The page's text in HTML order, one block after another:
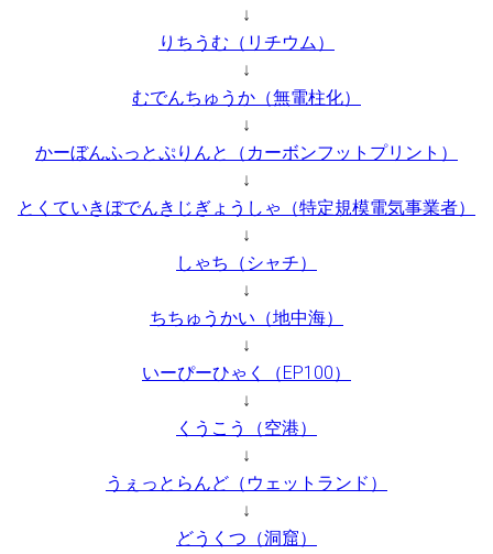
↓
りちうむ（リチウム）
↓
むでんちゅうか（無電柱化）
↓
かーぼんふっとぷりんと（カーボンフットプリント）
↓
とくていきぼでんきじぎょうしゃ（特定規模電気事業者）
↓
しゃち（シャチ）
↓
ちちゅうかい（地中海）
↓
いーぴーひゃく（EP100）
↓
くうこう（空港）
↓
うぇっとらんど（ウェットランド）
↓
どうくつ（洞窟）